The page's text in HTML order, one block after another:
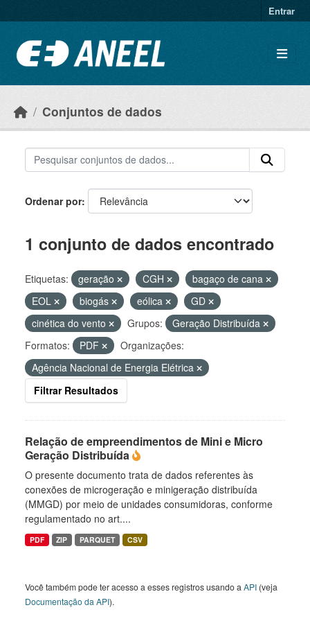
Entrar
Conjuntos de dados
Ordenar por
1 conjunto de dados encontrado
Etiquetas: geração CGH
bagaço de cana
EOL
biogás eólica
GD
cinética do vento
Grupos:
Geração Distribuída
Formatos:
PDF
Organizações:
Agência Nacional de Energia Elétrica
Filtrar Resultados
Relação de empreendimentos de Mini e Micro
Geração Distribuída
O presente documento trata de dados referentes às
conexões de microgeração e minigeração distribuída
(MMGD) por meio de unidades consumidoras, conforme
regulamentado no art....
PDF ZIP PARQUET CSV
Você também pode ter acesso a esses registros usando a API (veja
Documentação da API).